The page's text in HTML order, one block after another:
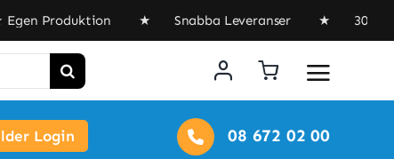
Produktion ★ Snabba Leveranser ★ 30
Login 08 672 02 00